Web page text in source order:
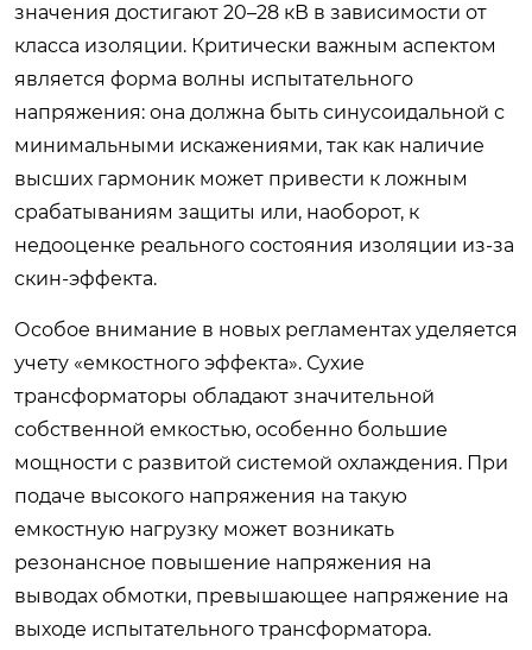
значения достигают 20–28 кВ в зависимости от
класса изоляции. Критически важным аспектом
является форма волны испытательного
напряжения: она должна быть синусоидальной с
минимальными искажениями, так как наличие
высших гармоник может привести к ложным
срабатываниям защиты или, наоборот, к
недооценке реального состояния изоляции из-за
скин-эффекта.
Особое внимание в новых регламентах уделяется
учету «емкостного эффекта». Сухие
трансформаторы обладают значительной
собственной емкостью, особенно большие
мощности с развитой системой охлаждения. При
подаче высокого напряжения на такую
емкостную нагрузку может возникать
резонансное повышение напряжения на
выводах обмотки, превышающее напряжение на
выходе испытательного трансформатора.